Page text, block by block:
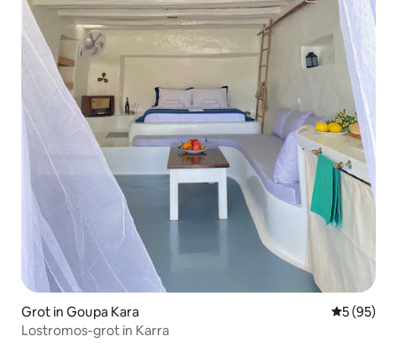
Grot in Goupa Kara
5 (95)
Lostromos-grot in Karra